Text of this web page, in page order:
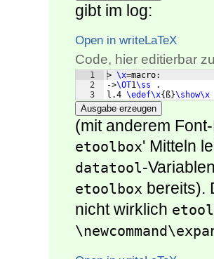
gibt im log:
Open in writeLaTeX
Code, hier editierbar
1
2
3
> \x=macro:
->\OT1\ss .
l.4 \edef\x{ ß}\show\x
Ausgabe erzeugen
(mit anderem
etoolbox' Mitteln
datatool-Variablen
etoolbox bereits).
nicht wirklich